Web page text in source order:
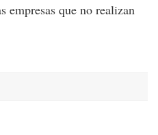
empresas que no realizan